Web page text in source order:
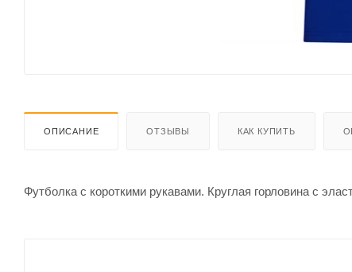
ОПИСАНИЕ ОТЗЫВЫ КАК КУПИТЬ
Футболка с короткими рукавами. Круглая горловина с